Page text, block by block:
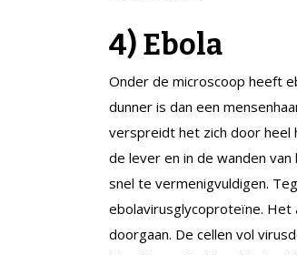
4) Ebola
Onder de microscoop heeft
dunner is dan een
verspreidt het zich door heel
de lever en in de wanden
snel te vermenigvuldigen.
ebolavirusglycoproteïne.
doorgaan. De cellen vol